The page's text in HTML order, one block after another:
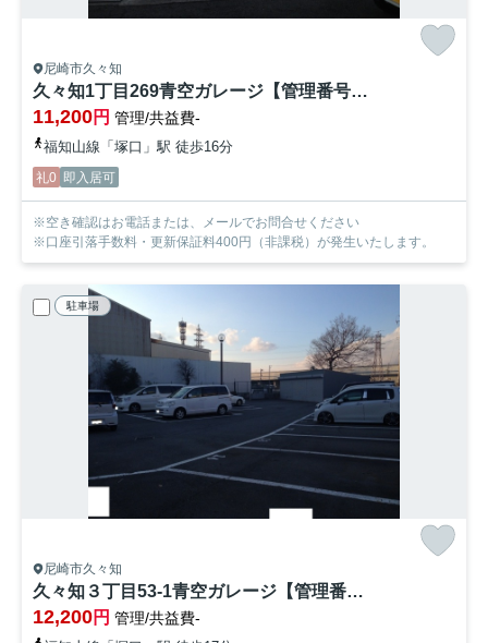
尼崎市久々知
久々知1丁目269青空ガレージ【管理番号21】
11,200円 管理/共益費-
福知山線「塚口」駅 徒歩16分
礼0 即入居可
※空き確認はお電話または、メールでお問合せください
※口座引落手数料・更新保証料400円（非課税）が発生いたします。
駐車場
尼崎市久々知
久々知３丁目53-1青空ガレージ【管理番号35】
12,200円 管理/共益費-